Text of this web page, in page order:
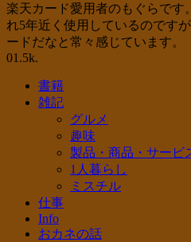
楽天カード愛用者のもぐらです
れ5年近く使用しているのです
ードだなと常々感じています。
01.5k.
書籍
雑記
グルメ
趣味
製品・商品・サービ
1人暮らし
ミスチル
仕事
Info
おカネの話